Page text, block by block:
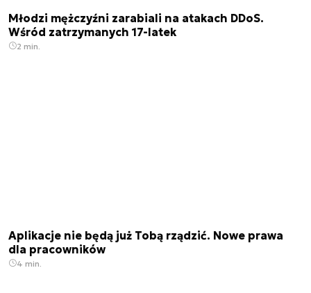
Młodzi mężczyźni zarabiali na atakach DDoS.
Wśród zatrzymanych 17-latek
2 min.
Aplikacje nie będą już Tobą rządzić. Nowe prawa
dla pracowników
4 min.